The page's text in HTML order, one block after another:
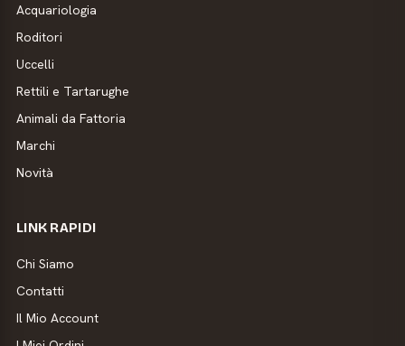
Acquariologia
Roditori
Uccelli
Rettili e Tartarughe
Animali da Fattoria
Marchi
Novità
LINK RAPIDI
Chi Siamo
Contatti
Il Mio Account